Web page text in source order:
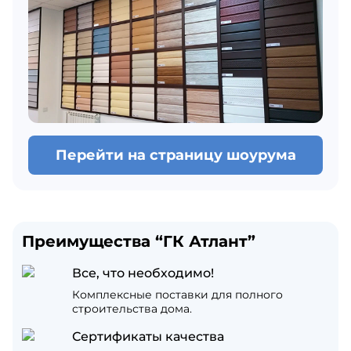
Перейти на страницу шоурума
Преимущества “ГК Атлант”
Все, что необходимо!
Комплексные поставки для полного
строительства дома.
Сертификаты качества